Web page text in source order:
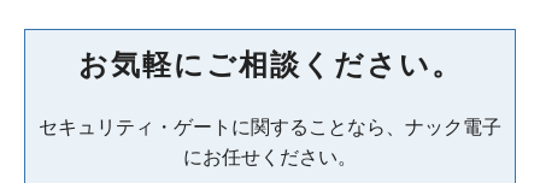
お気軽にご相談ください。
セキュリティ・ゲートに関することなら、ナック電子
にお任せください。